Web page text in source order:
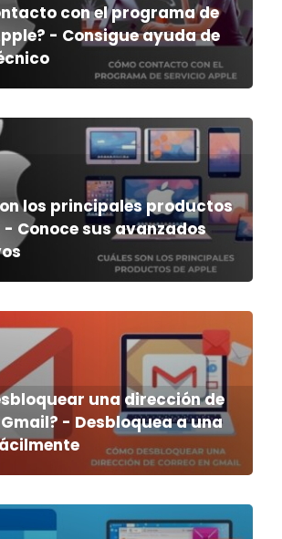
con el programa de
- Consigue ayuda de
los principales productos
- Conoce sus avanzados
una dirección de
- Desbloquea a una